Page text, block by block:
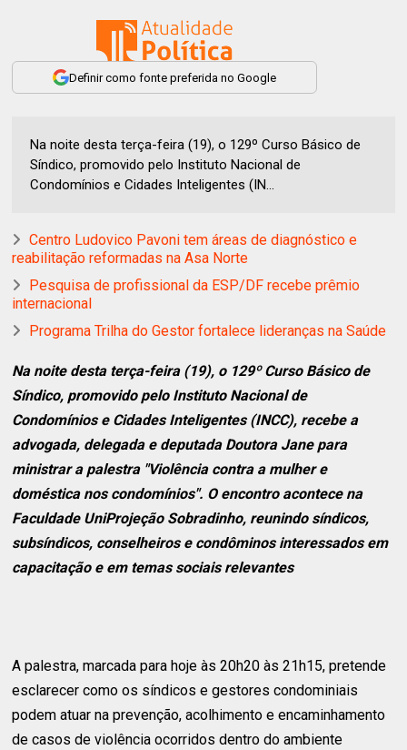
Definir como fonte preferida no Google
Na noite desta terça-feira (19), o 129º Curso Básico de
Síndico, promovido pelo Instituto Nacional de
Condomínios e Cidades Inteligentes (IN...
Centro Ludovico Pavoni tem áreas de diagnóstico e
reabilitação reformadas na Asa Norte
Pesquisa de profissional da ESP/DF recebe prêmio
internacional
Programa Trilha do Gestor fortalece lideranças na Saúde
Na noite desta terça-feira (19), o 129º Curso Básico de
Síndico, promovido pelo Instituto Nacional de
Condomínios e Cidades Inteligentes (INCC), recebe a
advogada, delegada e deputada Doutora Jane para
ministrar a palestra "Violência contra a mulher e
doméstica nos condomínios". O encontro acontece na
Faculdade UniProjeção Sobradinho, reunindo síndicos,
subsíndicos, conselheiros e condôminos interessados em
capacitação e em temas sociais relevantes
A palestra, marcada para hoje às 20h20 às 21h15, pretende
esclarecer como os síndicos e gestores condominiais
podem atuar na prevenção, acolhimento e encaminhamento
de casos de violência ocorridos dentro do ambiente